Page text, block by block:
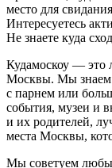
место для
Интересуетесь
Не знаете куда
Кудамоскоу — это
Москвы. Мы знаем
с парнем или
события, музеи и
и их родителей,
места Москвы,
Мы советуем